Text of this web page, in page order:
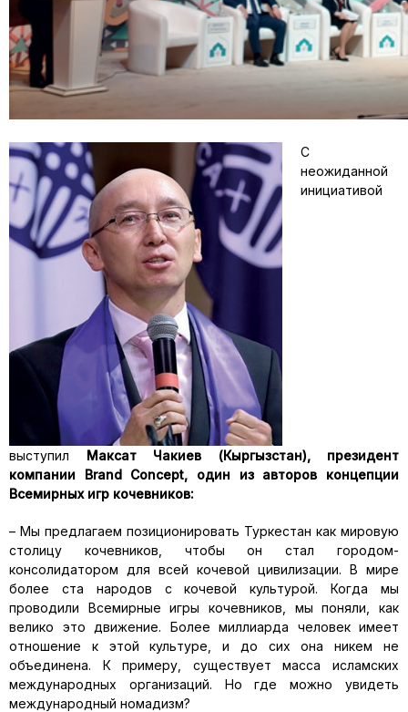
С
неожиданной
инициативой
выступил Максат Чакиев (Кыргызстан), президент
компании Brand Concept, один из авторов концепции
Всемирных игр кочевников:
– Мы предлагаем позиционировать Туркестан как мировую
столицу кочевников, чтобы он стал городом-
консолидатором для всей кочевой цивилизации. В мире
более ста народов с кочевой культурой. Когда мы
проводили Всемирные игры кочевников, мы поняли, как
велико это движение. Более миллиарда человек имеет
отношение к этой культуре, и до сих она никем не
объединена. К примеру, существует масса исламских
международных организаций. Но где можно увидеть
международный номадизм?